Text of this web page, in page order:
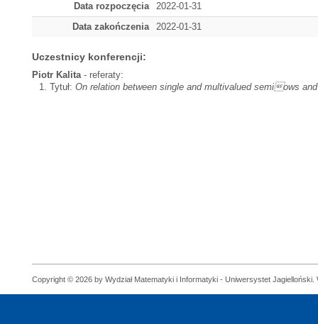
Data rozpoczęcia
2022-01-31
Data zakończenia
2022-01-31
Uczestnicy konferencji:
Piotr Kalita- referaty:
Tytuł: On relation between single and multivalued semiows
Copyright © 2026 by Wydział Matematyki i Informatyki - Uniwersystet